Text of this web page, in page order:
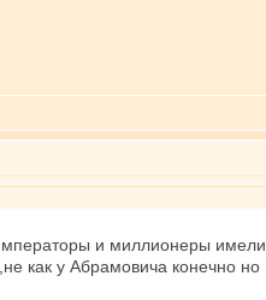
и миллионеры
как у Абрамовича конечно